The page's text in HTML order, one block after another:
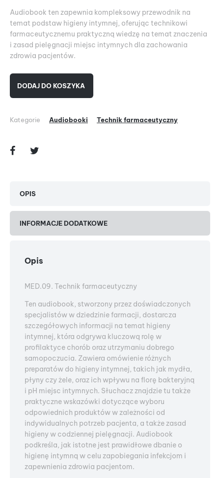
Audiobook ten zapewnia kompleksowy przewodnik na
temat podstaw higieny intymnej, oferując technikowi
farmaceutycznemu praktyczną wiedzę na temat znaczenia
i zasad pielęgnacji miejsc intymnych dla zachowania
zdrowia pacjentów.
DODAJ DO KOSZYKA
Kategorie Audiobooki Technik farmaceutyczny
OPIS
INFORMACJE DODATKOWE
Opis
MED.09. Technik farmaceutyczny
Ten audiobook, stworzony przez doświadczonych
specjalistów w dziedzinie farmacji, dostarcza
szczegółowych informacji na temat higieny
intymnej, która odgrywa kluczową rolę w
profilaktyce chorób oraz utrzymaniu dobrego
samopoczucia. Zawiera omówienie różnych
preparatów do higieny intymnej, takich jak mydła,
płyny czy żele, oraz ich wpływu na florę bakteryjną
i pH miejsc intymnych. Słuchacz znajdzie tu także
praktyczne wskazówki dotyczące wyboru
odpowiednich produktów w zależności od
indywidualnych potrzeb pacjenta, a także zasad
higieny w codziennej pielęgnacji. Audiobook
podkreśla, jak istotne jest prawidłowe dbanie o
higienę intymną w celu zapobiegania infekcjom i
zapewnienia zdrowia pacjentom.